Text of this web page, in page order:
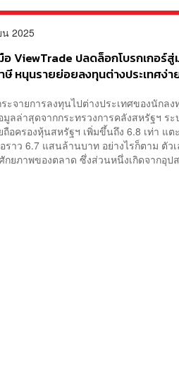
น 2025
อ ViewTrade ปลดล็อกโบรกเกอร์
ษี หนุนรายย่อยลงทุนต่างประเทศง่า
ะจายการลงทุนไปต่างประเทศของนักล
มูลล่าสุดจากกระทรวงการคลังสหรัฐฯ ร
อครองหุ้นสหรัฐฯ เพิ่มขึ้นถึง 6.8 เท่า แ
ราว 6.7 แสนล้านบาท อย่างไรก็ตาม ตัว
กยภาพของตลาด ซึ่งส่วนหนึ่งเกิดจากอุป